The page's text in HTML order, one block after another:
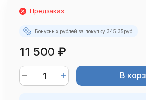
Предзаказ
Бонусных рублей за покупку:345.35руб.
11 500 ₽
В